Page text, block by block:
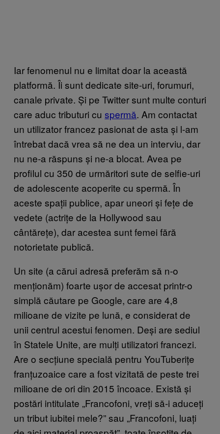
Iar fenomenul nu e limitat doar la această
platformă. Îi sunt dedicate site-uri, forumuri,
canale private. Și pe Twitter sunt multe conturi
care aduc tributuri cu spermă. Am contactat
un utilizator francez pasionat de asta și l-am
întrebat dacă vrea să ne dea un interviu, dar
nu ne-a răspuns și ne-a blocat. Avea pe
profilul cu 350 de urmăritori sute de selfie-uri
de adolescente acoperite cu spermă. În
aceste spații publice, apar uneori și fețe de
vedete (actrițe de la Hollywood sau
cântărețe), dar acestea sunt femei fără
notorietate publică.
Un site (a cărui adresă preferăm să n-o
menționăm) foarte ușor de accesat printr-o
simplă căutare pe Google, care are 4,8
milioane de vizite pe lună, e considerat de
unii centrul acestui fenomen. Deși are sediul
în Statele Unite, are mulți utilizatori francezi.
Are o secțiune specială pentru YouTuberițe
franțuzoaice care a fost vizitată de peste trei
milioane de ori din 2015 încoace. Există și
postări intitulate „Francofoni, vreți să-i aduceți
un tribut iubitei mele?” sau „Francofoni, luați